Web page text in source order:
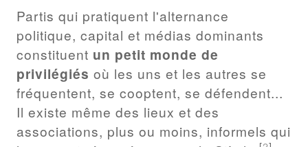
Partis qui pratiquent l'alternance
politique, capital et médias dominants
constituent un petit monde de
privilégiés où les uns et les autres se
fréquentent, se cooptent, se défendent...
Il existe même des lieux et des
associations, plus ou moins, informels qui